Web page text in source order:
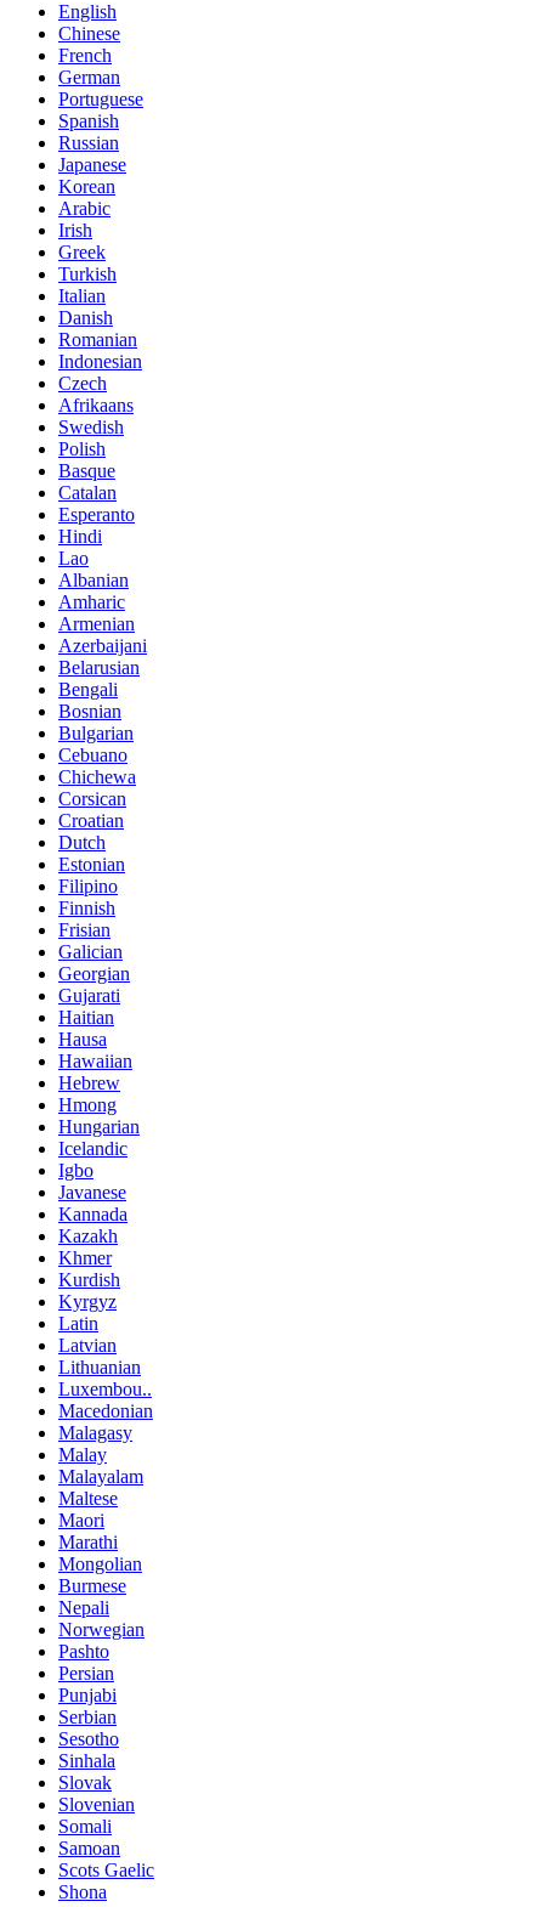
English
Chinese
French
German
Portuguese
Spanish
Russian
Japanese
Korean
Arabic
Irish
Greek
Turkish
Italian
Danish
Romanian
Indonesian
Czech
Afrikaans
Swedish
Polish
Basque
Catalan
Esperanto
Hindi
Lao
Albanian
Amharic
Armenian
Azerbaijani
Belarusian
Bengali
Bosnian
Bulgarian
Cebuano
Chichewa
Corsican
Croatian
Dutch
Estonian
Filipino
Finnish
Frisian
Galician
Georgian
Gujarati
Haitian
Hausa
Hawaiian
Hebrew
Hmong
Hungarian
Icelandic
Igbo
Javanese
Kannada
Kazakh
Khmer
Kurdish
Kyrgyz
Latin
Latvian
Lithuanian
Luxembou..
Macedonian
Malagasy
Malay
Malayalam
Maltese
Maori
Marathi
Mongolian
Burmese
Nepali
Norwegian
Pashto
Persian
Punjabi
Serbian
Sesotho
Sinhala
Slovak
Slovenian
Somali
Samoan
Scots Gaelic
Shona